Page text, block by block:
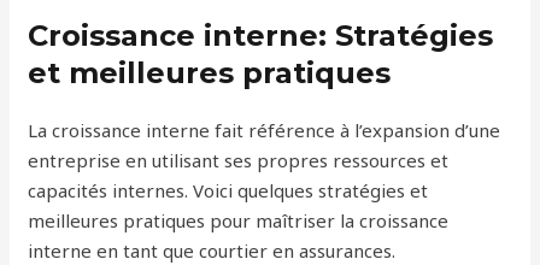
Croissance interne: Stratégies
et meilleures pratiques
La croissance interne fait référence à l’expansion d’une
entreprise en utilisant ses propres ressources et
capacités internes. Voici quelques stratégies et
meilleures pratiques pour maîtriser la croissance
interne en tant que courtier en assurances.